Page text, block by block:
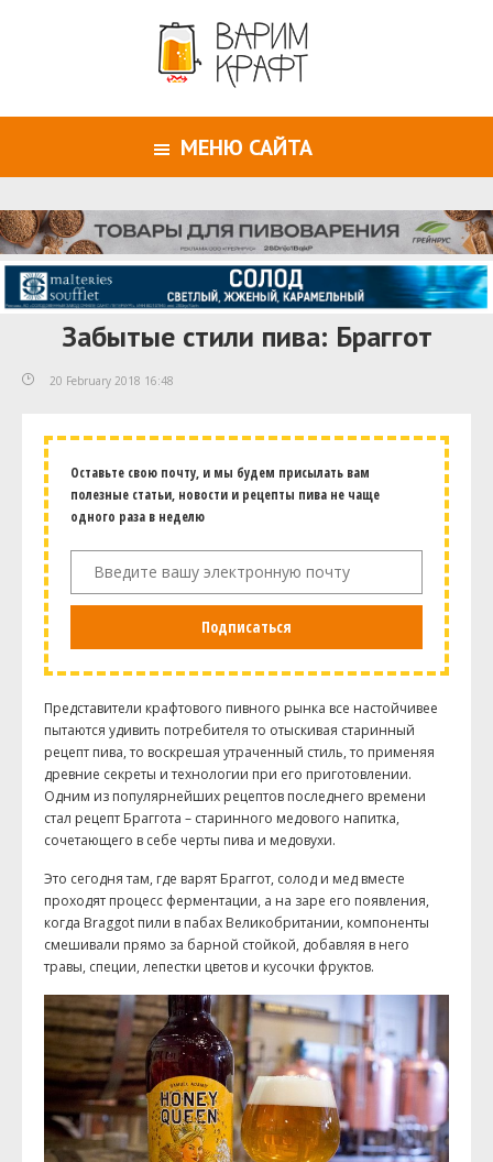
МЕНЮ САЙТА
Забытые стили пива: Браггот
20 February 2018 16:48
Оставьте свою почту, и мы будем присылать вам
полезные статьи, новости и рецепты пива не чаще
одного раза в неделю
Подписаться
Представители крафтового пивного рынка все настойчивее
пытаются удивить потребителя то отыскивая старинный
рецепт пива, то воскрешая утраченный стиль, то применяя
древние секреты и технологии при его приготовлении.
Одним из популярнейших рецептов последнего времени
стал рецепт Браггота – старинного медового напитка,
сочетающего в себе черты пива и медовухи.
Это сегодня там, где варят Браггот, солод и мед вместе
проходят процесс ферментации, а на заре его появления,
когда Braggot пили в пабах Великобритании, компоненты
смешивали прямо за барной стойкой, добавляя в него
травы, специи, лепестки цветов и кусочки фруктов.